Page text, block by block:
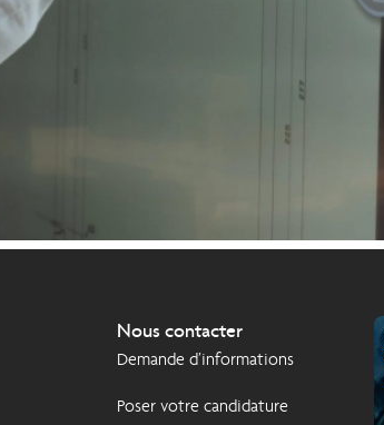
Nous contacter
Demande d’informations
Poser votre candidature